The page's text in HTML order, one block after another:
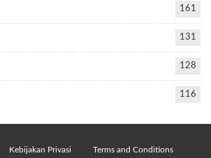
161
131
128
116
Kebijakan Privasi Terms and Conditions